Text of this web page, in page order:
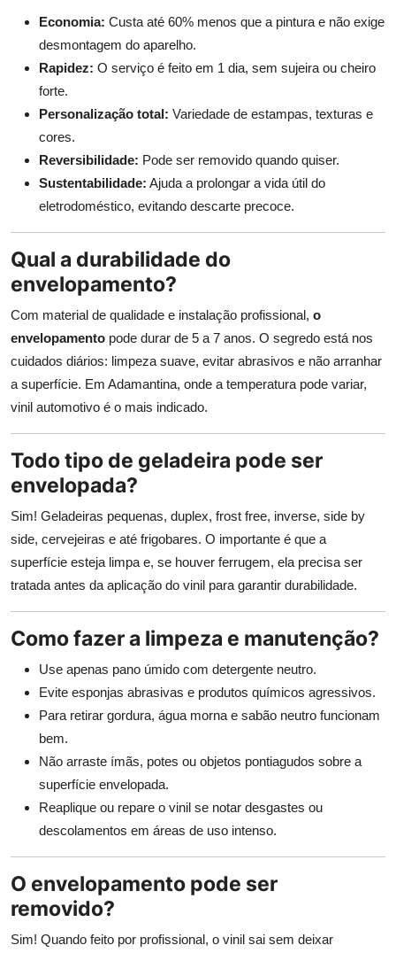
Economia: Custa até 60% menos que a pintura e não exige
desmontagem do aparelho.
Rapidez: O serviço é feito em 1 dia, sem sujeira ou cheiro
forte.
Personalização total: Variedade de estampas, texturas e
cores.
Reversibilidade: Pode ser removido quando quiser.
Sustentabilidade: Ajuda a prolongar a vida útil do
eletrodoméstico, evitando descarte precoce.
Qual a durabilidade do
envelopamento?
Com material de qualidade e instalação profissional, o
envelopamento pode durar de 5 a 7 anos. O segredo está nos
cuidados diários: limpeza suave, evitar abrasivos e não arranhar
a superfície. Em Adamantina, onde a temperatura pode variar,
vinil automotivo é o mais indicado.
Todo tipo de geladeira pode ser
envelopada?
Sim! Geladeiras pequenas, duplex, frost free, inverse, side by
side, cervejeiras e até frigobares. O importante é que a
superfície esteja limpa e, se houver ferrugem, ela precisa ser
tratada antes da aplicação do vinil para garantir durabilidade.
Como fazer a limpeza e manutenção?
Use apenas pano úmido com detergente neutro.
Evite esponjas abrasivas e produtos químicos agressivos.
Para retirar gordura, água morna e sabão neutro funcionam
bem.
Não arraste ímãs, potes ou objetos pontiagudos sobre a
superfície envelopada.
Reaplique ou repare o vinil se notar desgastes ou
descolamentos em áreas de uso intenso.
O envelopamento pode ser
removido?
Sim! Quando feito por profissional, o vinil sai sem deixar